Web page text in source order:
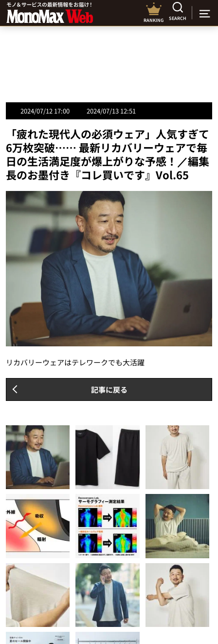
RANKING SEARCH
2024/07/12 17:00 2024/07/13 12:51
「疲れた現代人の必須ウェア」人気すぎて
6万枚突破…… 最新リカバリーウェアで毎
日の生活満足度が爆上がりな予感！／編集
長のお墨付き『コレ買いです』Vol.65
リカバリーウェアはテレワークでも大活躍
記事に戻る